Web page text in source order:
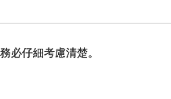
必仔細考慮清楚。